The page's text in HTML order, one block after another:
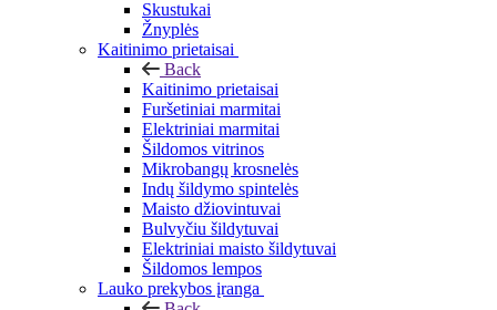
Skustukai
Žnyplės
Kaitinimo prietaisai
Back
Kaitinimo prietaisai
Furšetiniai marmitai
Elektriniai marmitai
Šildomos vitrinos
Mikrobangų krosnelės
Indų šildymo spintelės
Maisto džiovintuvai
Bulvyčiu šildytuvai
Elektriniai maisto šildytuvai
Šildomos lempos
Lauko prekybos įranga